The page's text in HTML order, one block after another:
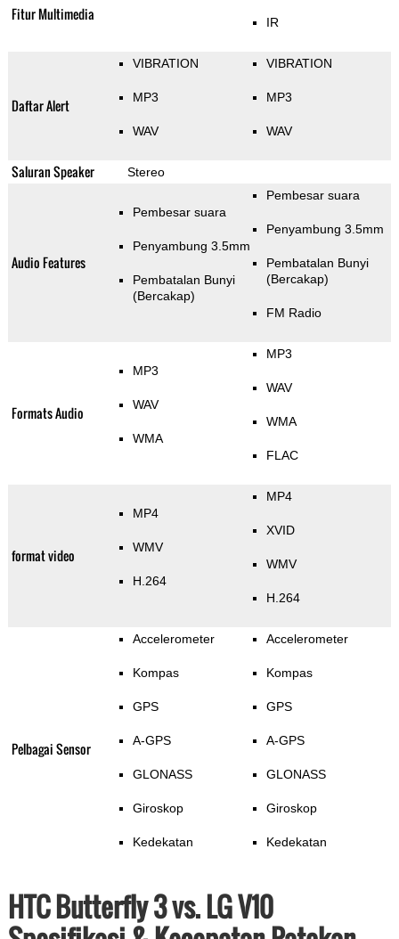
Fitur Multimedia IR
Daftar Alert
VIBRATION
MP3
WAV
VIBRATION
MP3
WAV
Saluran Speaker Stereo
Audio Features
Pembesar suara
Penyambung 3.5mm
Pembatalan Bunyi
(Bercakap)
Pembesar suara
Penyambung 3.5mm
Pembatalan Bunyi
(Bercakap)
FM Radio
Formats Audio
MP3
WAV
WMA
MP3
WAV
WMA
FLAC
format video
MP4
WMV
H.264
MP4
XVID
WMV
H.264
Pelbagai Sensor
Accelerometer
Kompas
GPS
A-GPS
GLONASS
Giroskop
Kedekatan
Accelerometer
Kompas
GPS
A-GPS
GLONASS
Giroskop
Kedekatan
HTC Butterfly 3 vs. LG V10